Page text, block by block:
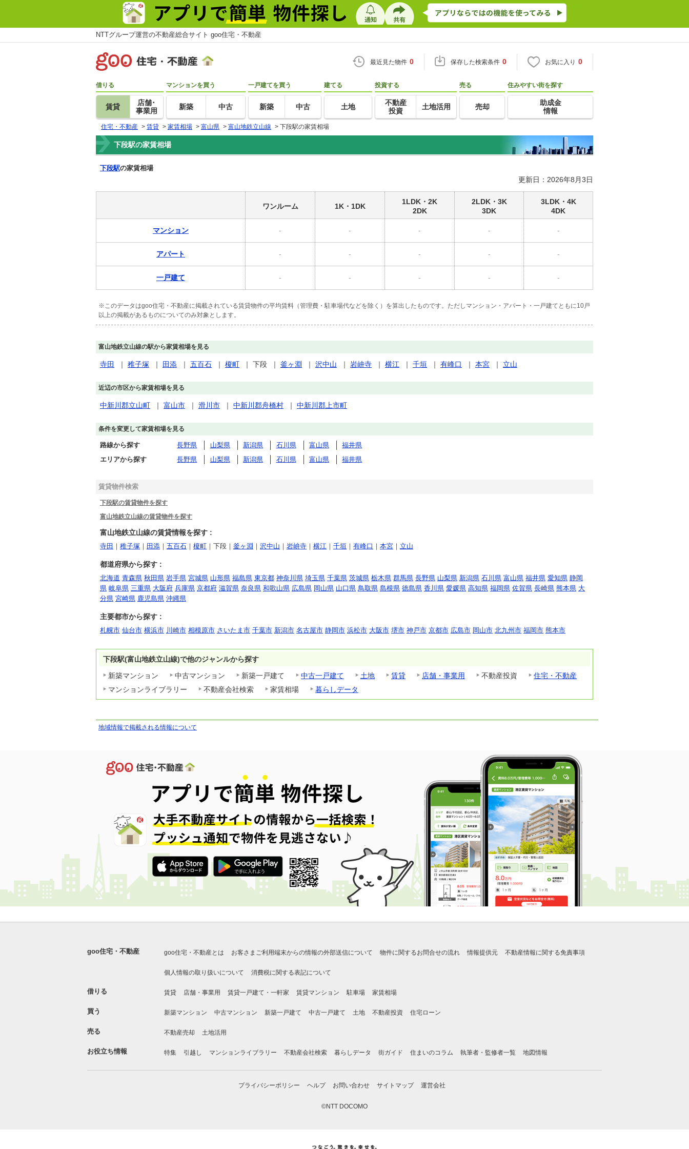
NTTグループ運営の不動産総合サイト goo住宅・不動産
最近見た物件 0 保存した検索条件 0 お気に入り 0
借りる
賃貸
店舗･
事業用
マンションを買う
新築 中古
一戸建てを買う
新築 中古
建てる
土地
投資する
不動産
投資
土地活用
売る
売却
住みやすい街を探す
助成金
情報
住宅・不動産 > 賃貸 > 家賃相場 > 富山県 > 富山地鉄立山線 > 下段駅の家賃相場
下段駅の家賃相場
下段駅の家賃相場
更新日：2026年8月3日
ワンルーム 1K・1DK
1LDK・2K
2DK
2LDK・3K
3DK
3LDK・4K
4DK
マンション - - - - -
アパート - - - - -
一戸建て - - - - -
※このデータはgoo住宅・不動産に掲載されている賃貸物件の平均賃料（管理費・駐車場代などを除く）を算出したものです。ただしマンション・アパート・一戸建てともに10戸
以上の掲載があるものについてのみ対象とします。
富山地鉄立山線の駅から家賃相場を見る
寺田 ｜ 稚子塚 ｜ 田添 ｜ 五百石 ｜ 榎町 ｜ 下段 ｜ 釜ヶ淵 ｜ 沢中山 ｜ 岩峅寺 ｜ 横江 ｜ 千垣 ｜ 有峰口 ｜ 本宮 ｜ 立山
近辺の市区から家賃相場を見る
中新川郡立山町 ｜ 富山市 ｜ 滑川市 ｜ 中新川郡舟橋村 ｜ 中新川郡上市町
条件を変更して家賃相場を見る
路線から探す 長野県 山梨県 新潟県 石川県 富山県
福井県
エリアから探す
長野県 山梨県 新潟県 石川県 富山県 福井県
賃貸物件検索
下段駅の賃貸物件を探す
富山地鉄立山線の賃貸物件を探す
富山地鉄立山線の賃貸情報を探す :
寺田 ｜ 稚子塚 ｜ 田添 ｜ 五百石 ｜ 榎町 ｜下段｜ 釜ヶ淵 ｜ 沢中山 ｜ 岩峅寺 ｜ 横江 ｜ 千垣 ｜ 有峰口 ｜ 本宮 ｜ 立山
都道府県から探す :
北海道 青森県 秋田県 岩手県 宮城県 山形県 福島県 東京都 神奈川県 埼玉県 千葉県 茨城県 栃木県 群馬県 長野県 山梨県 新潟県 石川県 富山県 福井県 愛知県 静岡
県 岐阜県 三重県 大阪府 兵庫県 京都府 滋賀県 奈良県 和歌山県 広島県 岡山県 山口県 鳥取県 島根県 徳島県 香川県 愛媛県 高知県 福岡県 佐賀県 長崎県 熊本県 大
分県 宮崎県 鹿児島県 沖縄県
主要都市から探す :
札幌市 仙台市 横浜市 川崎市 相模原市 さいたま市 千葉市 新潟市 名古屋市 静岡市 浜松市 大阪市 堺市 神戸市 京都市 広島市 岡山市 北九州市 福岡市 熊本市
下段駅(富山地鉄立山線)で他のジャンルから探す
新築マンション
中古マンション 新築一戸建て 中古一戸建て 土地 賃貸 店舗・事業用 不動産投資
住宅・不動産
マンションライブラリー
不動産会社検索 家賃相場 暮らしデータ
地域情報で掲載される情報について
goo住宅・不動産 goo住宅・不動産とは お客さまご利用端末からの情報の外部送信について 物件に関するお問合せの流れ 情報提供元 不動産情報に関する免責事項
個人情報の取り扱いについて 消費税に関する表記について
借りる 賃貸 店舗・事業用 賃貸一戸建て・一軒家 賃貸マンション 駐車場 家賃相場
買う 新築マンション 中古マンション 新築一戸建て 中古一戸建て 土地 不動産投資 住宅ローン
売る 不動産売却 土地活用
お役立ち情報 特集 引越し マンションライブラリー 不動産会社検索 暮らしデータ 街ガイド 住まいのコラム 執筆者・監修者一覧 地図情報
プライバシーポリシー ヘルプ お問い合わせ サイトマップ 運営会社
©NTT DOCOMO